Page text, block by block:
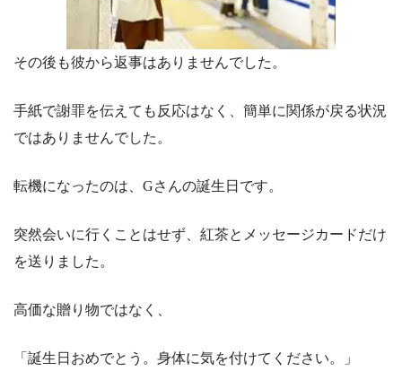
その後も彼から返事はありませんでした。
手紙で謝罪を伝えても反応はなく、簡単に関係が戻る状況
ではありませんでした。
転機になったのは、Gさんの誕生日です。
突然会いに行くことはせず、紅茶とメッセージカードだけ
を送りました。
高価な贈り物ではなく、
「誕生日おめでとう。身体に気を付けてください。」